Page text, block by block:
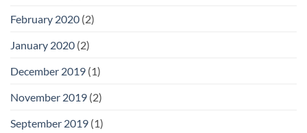
February 2020 (2)
January 2020 (2)
December 2019 (1)
November 2019 (2)
September 2019 (1)